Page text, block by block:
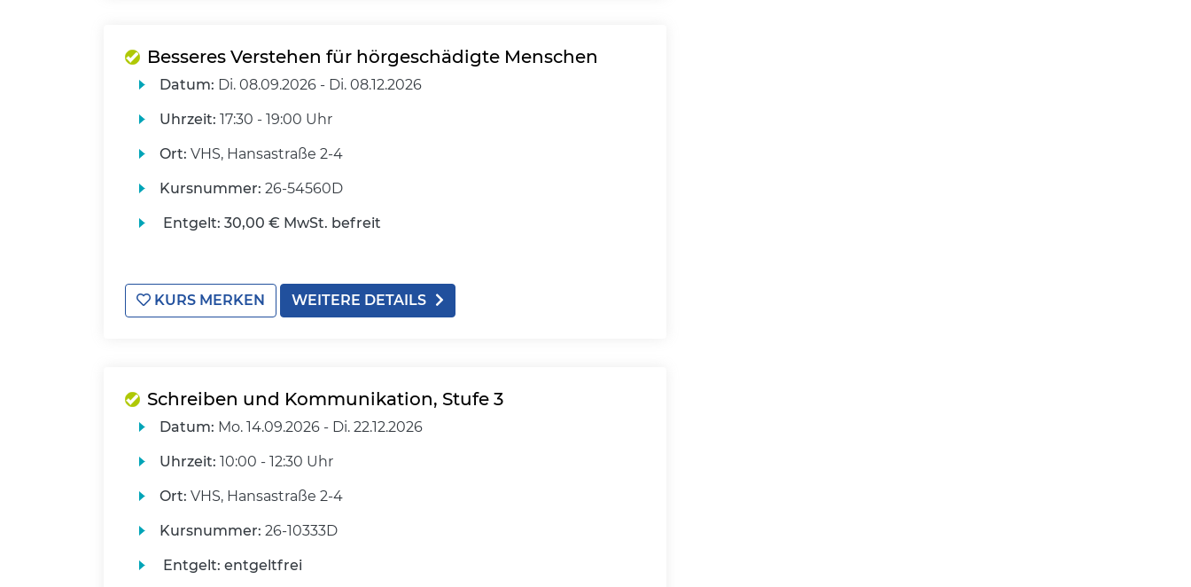
Besseres Verstehen für hörgeschädigte Menschen
Datum: Di. 08.09.2026 - Di. 08.12.2026
Uhrzeit: 17:30 - 19:00 Uhr
Ort: VHS, Hansastraße 2-4
Kursnummer: 26-54560D
Entgelt: 30,00 € MwSt. befreit
KURS MERKEN WEITERE DETAILS
Schreiben und Kommunikation, Stufe 3
Datum: Mo. 14.09.2026 - Di. 22.12.2026
Uhrzeit: 10:00 - 12:30 Uhr
Ort: VHS, Hansastraße 2-4
Kursnummer: 26-10333D
Entgelt: entgeltfrei